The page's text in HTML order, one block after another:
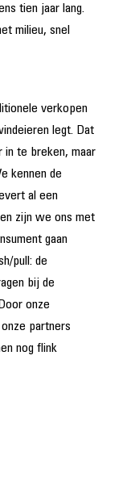
tien jaar lang.
milieu, snel
verkopen
legt. Dat
in te breken, maar
kennen de
al een
zijn we ons met
gaan
pull: de
bij de
onze
partners
nog flink